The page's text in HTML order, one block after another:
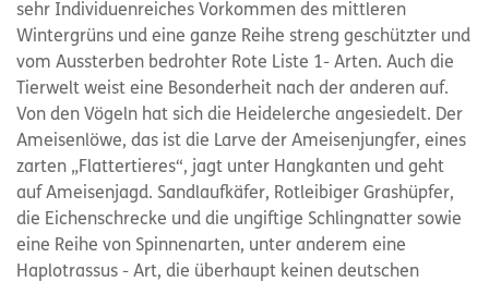
sehr Individuenreiches Vorkommen des mittleren
Wintergrüns und eine ganze Reihe streng geschützter und
vom Aussterben bedrohter Rote Liste 1- Arten. Auch die
Tierwelt weist eine Besonderheit nach der anderen auf.
Von den Vögeln hat sich die Heidelerche angesiedelt. Der
Ameisenlöwe, das ist die Larve der Ameisenjungfer, eines
zarten „Flattertieres“, jagt unter Hangkanten und geht
auf Ameisenjagd. Sandlaufkäfer, Rotleibiger Grashüpfer,
die Eichenschrecke und die ungiftige Schlingnatter sowie
eine Reihe von Spinnenarten, unter anderem eine
Haplotrassus - Art, die überhaupt keinen deutschen